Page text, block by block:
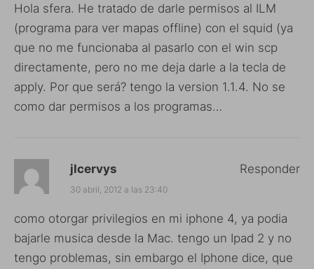
Hola sfera. He tratado de darle permisos al ILM
(programa para ver mapas offline) con el squid (ya
que no me funcionaba al pasarlo con el win scp
directamente, pero no me deja darle a la tecla de
apply. Por que será? tengo la version 1.1.4. No se
como dar permisos a los programas…
jlcervys
30 abril, 2012 a las 23:40
como otorgar privilegios en mi iphone 4, ya podia
bajarle musica desde la Mac. tengo un Ipad 2 y no
tengo problemas, sin embargo el Iphone dice, que
Responder